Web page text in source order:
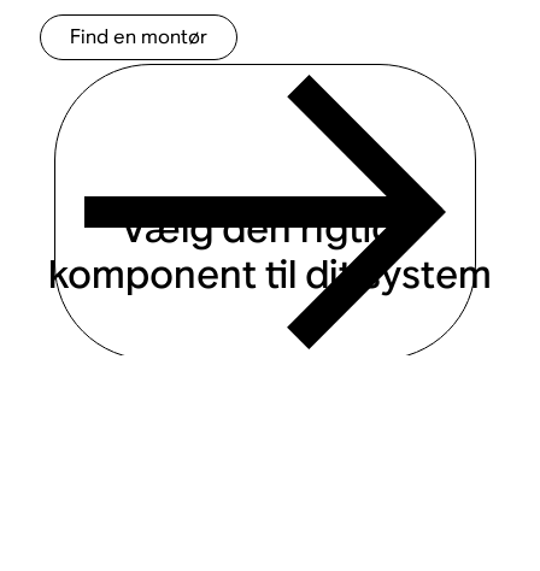
Find en montør
Vælg den rigtige
komponent til dit system